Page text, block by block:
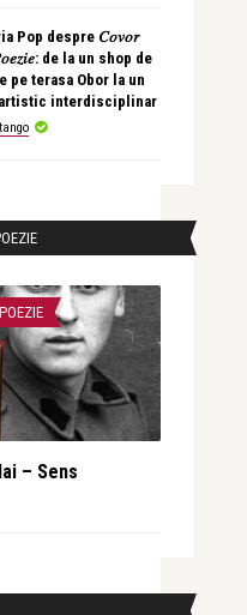
Pop despre 𝐶𝑜𝑣𝑜𝑟
de la un shop de
pe terasa Obor la un
interdisciplinar
– Sens